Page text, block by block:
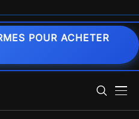
POUR ACHETER